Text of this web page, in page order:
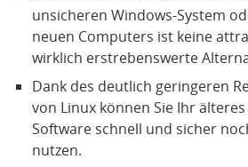
unsicheren Windows-System
neuen Computers ist keine
wirklich erstrebenswerte
Dank des deutlich geringeren
von Linux können Sie Ihr
Software schnell und sicher
nutzen.